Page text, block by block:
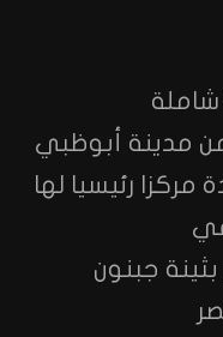
شاملة
من مدينة أبوظبي
مركزا رئيسيا لها
جبنون